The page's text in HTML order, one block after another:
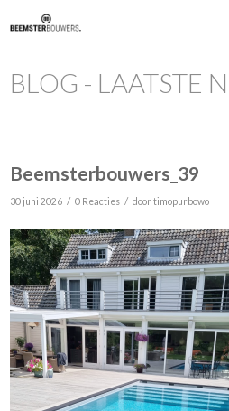
BLOG - LAATSTE
Beemsterbouwers_39
30 juni 2026 / 0 Reacties / doortimopurbowo